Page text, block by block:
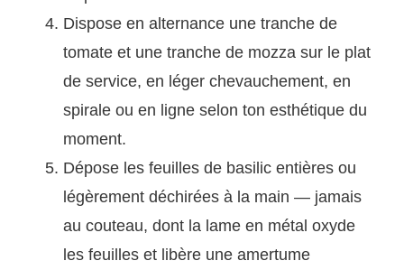
Dispose en alternance une tranche de
tomate et une tranche de mozza sur le plat
de service, en léger chevauchement, en
spirale ou en ligne selon ton esthétique du
moment.
Dépose les feuilles de basilic entières ou
légèrement déchirées à la main — jamais
au couteau, dont la lame en métal oxyde
les feuilles et libère une amertume